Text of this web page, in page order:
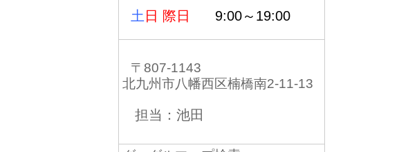
土 日 際日 9:00～19:00
〒807-1143
北九州市八幡西区楠橋南2-11-13
担当：池田